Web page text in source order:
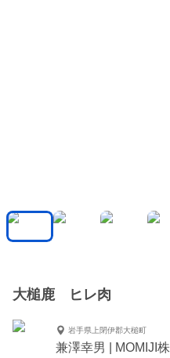
大槌鹿 ヒレ肉
岩手県上閉伊郡大槌町
兼澤幸男 | MOMIJI